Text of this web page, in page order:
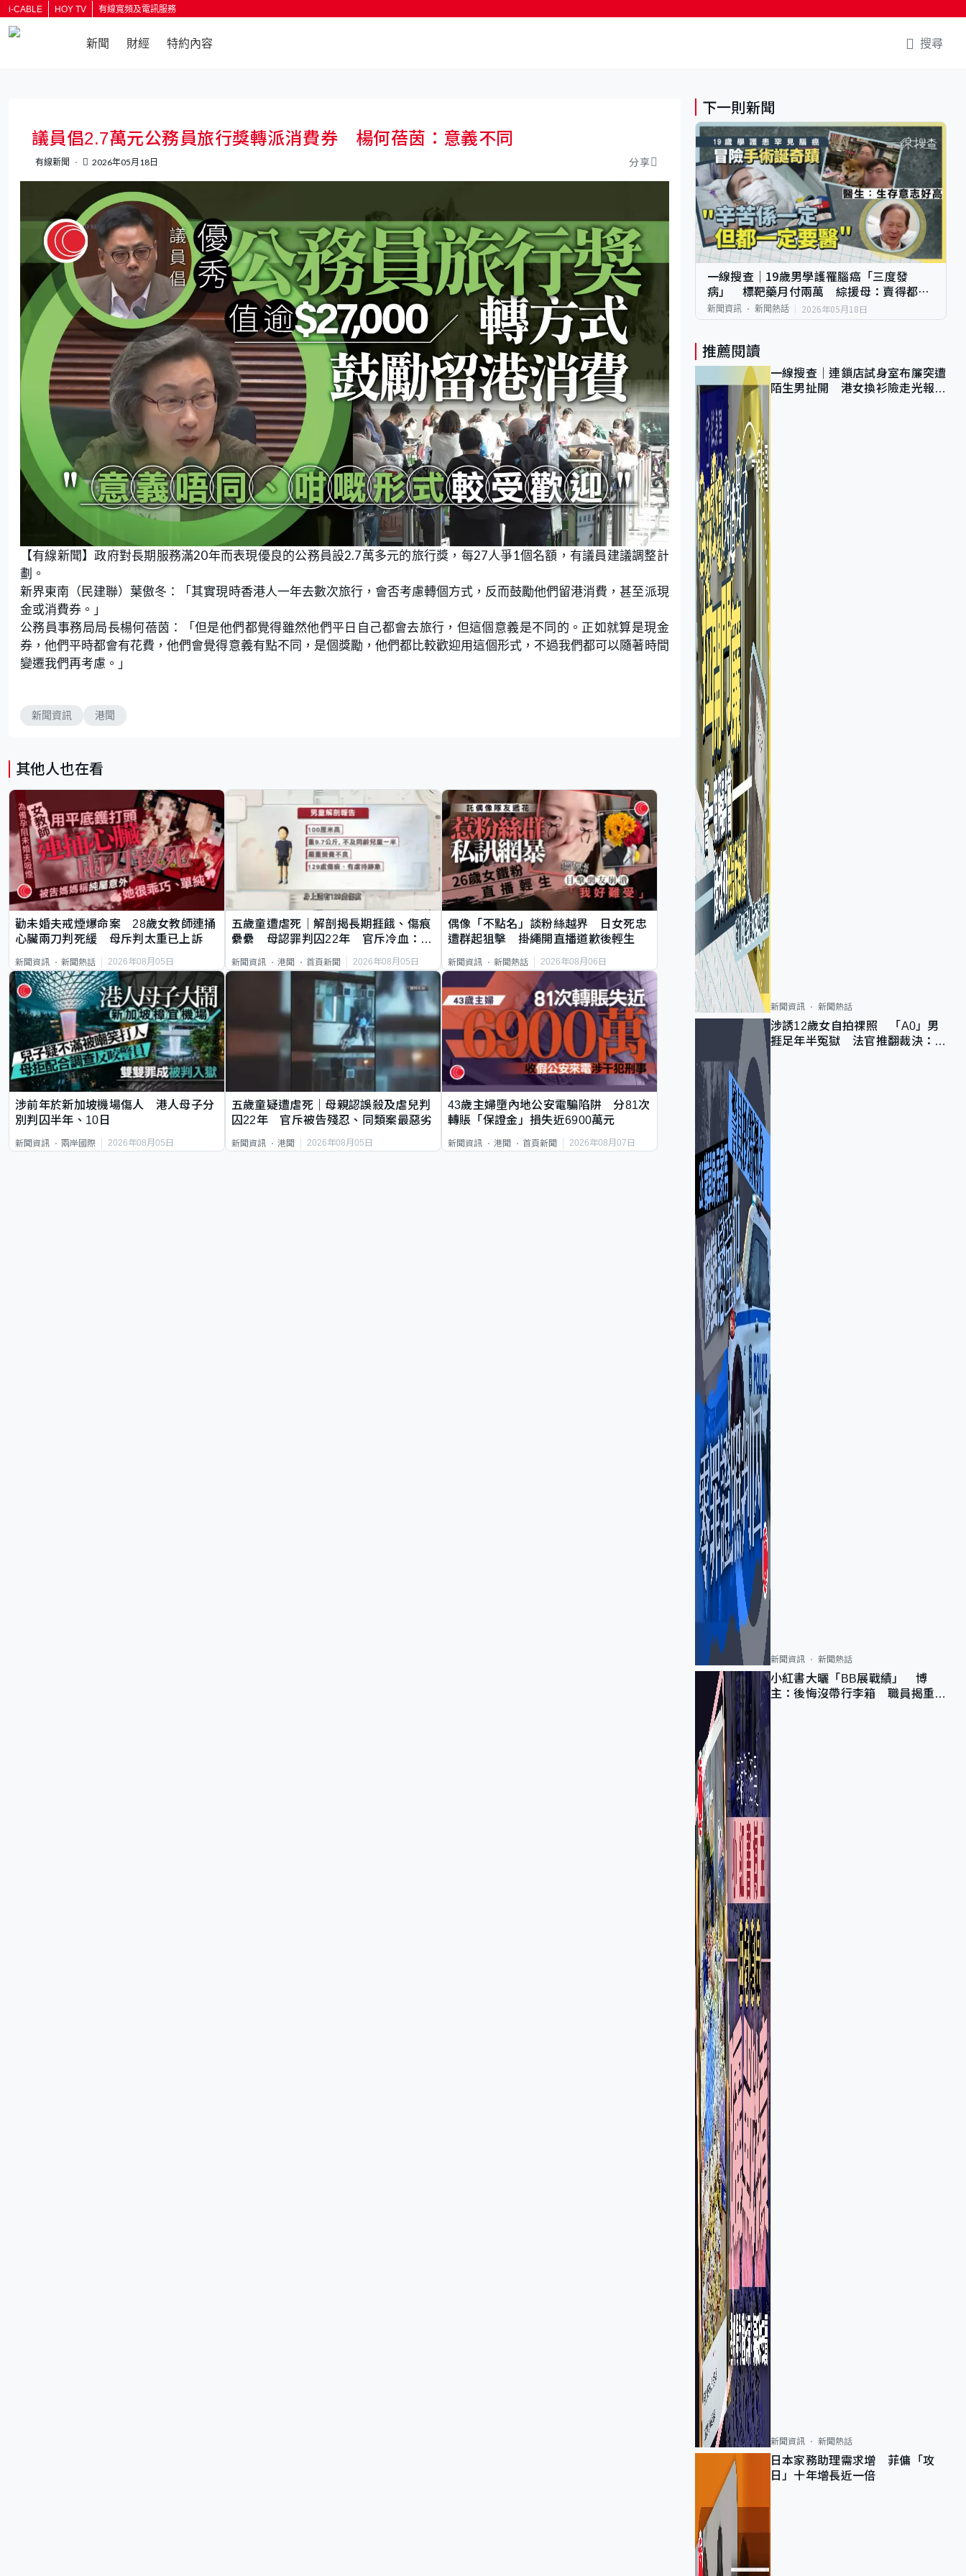
i-CABLE HOY TV 有線寬頻及電訊服務
新聞 財經 特約內容 搜尋
議員倡2.7萬元公務員旅行獎轉派消費券 楊何蓓茵：意義不同
有線新聞 2026年05月18日 分享
【有線新聞】政府對長期服務滿20年而表現優良的公務員設2.7萬多元的旅行獎，每27人爭1個名額，有議員建議調整計
劃。
新界東南（民建聯）葉傲冬：「其實現時香港人一年去數次旅行，會否考慮轉個方式，反而鼓勵他們留港消費，甚至派現
金或消費券。」
公務員事務局局長楊何蓓茵：「但是他們都覺得雖然他們平日自己都會去旅行，但這個意義是不同的。正如就算是現金
券，他們平時都會有花費，他們會覺得意義有點不同，是個獎勵，他們都比較歡迎用這個形式，不過我們都可以隨著時間
變遷我們再考慮。」
新聞資訊 港聞
其他人也在看
勸未婚夫戒煙爆命案 28歲女教師連捅
心臟兩刀判死緩 母斥判太重已上訴
新聞資訊 新聞熱話 2026年08月05日
五歲童遭虐死｜解剖揭長期捱餓、傷痕
纍纍 母認罪判囚22年 官斥冷血：同
新聞資訊 港聞 首頁新聞 2026年08月05日
偶像「不點名」談粉絲越界 日女死忠
遭群起狙擊 掛繩開直播道歉後輕生
新聞資訊 新聞熱話 2026年08月06日
涉前年於新加坡機場傷人 港人母子分
別判囚半年、10日
新聞資訊 兩岸國際 2026年08月05日
五歲童疑遭虐死｜母親認誤殺及虐兒判
囚22年 官斥被告殘忍、同類案最惡劣
新聞資訊 港聞 2026年08月05日
43歲主婦墮內地公安電騙陷阱 分81次
轉賬「保證金」損失近6900萬元
新聞資訊 港聞 首頁新聞 2026年08月07日
下一則新聞
一線搜查｜19歲男學護罹腦癌「三度發
病」 標靶藥月付兩萬 綜援母：賣得都賣
晒
新聞資訊 新聞熱話 2026年05月18日
推薦閱讀
一線搜查｜連鎖店試身室布簾突遭
陌生男扯開 港女換衫險走光報
新聞資訊 新聞熱話
涉誘12歲女自拍祼照 「A0」男
捱足年半冤獄 法官推翻裁決：抄
新聞資訊 新聞熱話
小紅書大曬「BB展戰績」 博
主：後悔沒帶行李箱 職員揭重複
新聞資訊 新聞熱話
日本家務助理需求增 菲傭「攻
日」十年增長近一倍